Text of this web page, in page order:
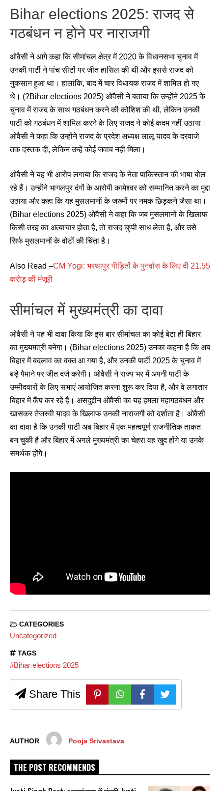
Bihar elections 2025: राजद से
गठबंधन न होने पर नाराजगी
ओवैसी ने आगे कहा कि सीमांचल क्षेत्र में 2020 के विधानसभा चुनाव में
उनकी पार्टी ने पांच सीटों पर जीत हासिल की थी और इससे राजद को
नुकसान हुआ था। हालांकि, बाद में चार विधायक राजद में शामिल हो गए
थे। (?Bihar elections 2025) ओवैसी ने बताया कि उन्होंने 2025 के
चुनाव में राजद के साथ गठबंधन करने की कोशिश की थी, लेकिन उनकी
पार्टी को गठबंधन में शामिल करने के लिए राजद ने कोई कदम नहीं उठाया।
ओवैसी ने कहा कि उन्होंने राजद के प्रदेश अध्यक्ष लालू यादव के दरवाजे
तक दस्तक दी, लेकिन उन्हें कोई जवाब नहीं मिला।
ओवैसी ने यह भी आरोप लगाया कि राजद के नेता पाकिस्तान की भाषा बोल
रहे हैं। उन्होंने भागलपुर दंगों के आरोपी कामेश्वर को सम्मानित करने का मुद्दा
उठाया और कहा कि यह मुसलमानों के जख्मों पर नमक छिड़कने जैसा था।
(Bihar elections 2025) ओवैसी ने कहा कि जब मुसलमानों के खिलाफ
किसी तरह का अत्याचार होता है, तो राजद चुप्पी साध लेता है, और उसे
सिर्फ मुसलमानों के वोटों की चिंता है।
Also Read –CM Yogi: भरथापुर पीड़ितों के पुनर्वास के लिए दी 21.55
करोड़ की मंजूरी
सीमांचल में मुख्यमंत्री का दावा
ओवैसी ने यह भी दावा किया कि इस बार सीमांचल का कोई बेटा ही बिहार
का मुख्यमंत्री बनेगा। (Bihar elections 2025) उनका कहना है कि अब
बिहार में बदलाव का वक्त आ गया है, और उनकी पार्टी 2025 के चुनाव में
बड़े पैमाने पर जीत दर्ज करेगी। ओवैसी ने राज्य भर में अपनी पार्टी के
उम्मीदवारों के लिए सभाएं आयोजित करना शुरू कर दिया है, और वे लगातार
बिहार में कैंप कर रहे हैं। असदुद्दीन ओवैसी का यह हमला महागठबंधन और
खासकर तेजस्वी यादव के खिलाफ उनकी नाराजगी को दर्शाता है। ओवैसी
का दावा है कि उनकी पार्टी अब बिहार में एक महत्वपूर्ण राजनीतिक ताकत
बन चुकी है और बिहार में अगले मुख्यमंत्री का चेहरा वह खुद होंगे या उनके
समर्थक होंगे।
CATEGORIES
Uncategorized
TAGS
#Bihar elections 2025
Share This
AUTHOR Pooja Srivastava
THE POST RECOMMENDS